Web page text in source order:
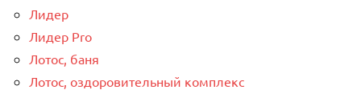
Лидер
Лидер Pro
Лотос, баня
Лотос, оздоровительный комплекс